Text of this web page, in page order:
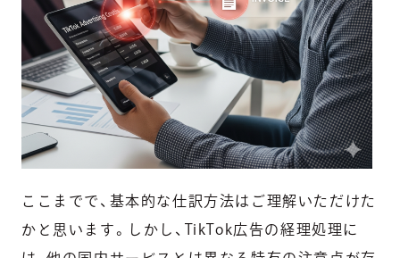
ここまでで、基本的な仕訳方法はご理解いただけた
かと思います。しかし、TikTok広告の経理処理に